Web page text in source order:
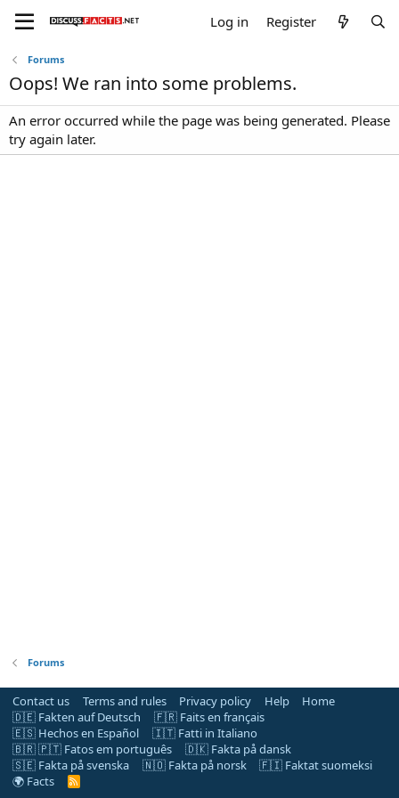
Log in Register
Forums
Oops! We ran into some problems.
An error occurred while the page was being generated. Please
try again later.
Forums
Contact us Terms and rules Privacy policy Help
Home
🇩🇪 Fakten auf Deutsch
🇫🇷 Faits en français
🇪🇸 Hechos en Español
🇮🇹 Fatti in Italiano
🇧🇷 🇵🇹 Fatos em português
🇩🇰 Fakta på dansk
🇸🇪 Fakta på svenska
🇳🇴 Fakta på norsk
🇫🇮 Faktat suomeksi
🌍 Facts
R